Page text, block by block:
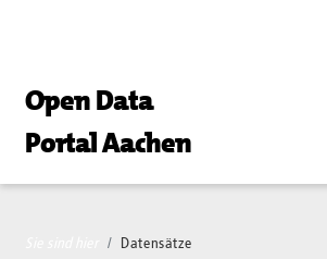
Open Data
Portal Aachen
Datensätze